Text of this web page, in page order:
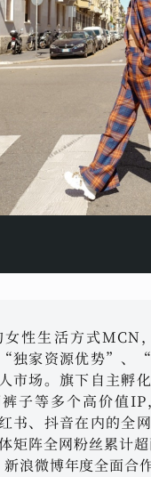
性生活方式MCN
独家资源优势”、
市场。旗下自主孵
子等多个高价值
书、抖音在内的全
矩阵全网粉丝累计
浪微博年度全面合作